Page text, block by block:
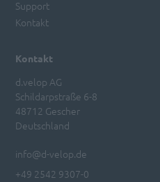
Kontakt
d.velop AG
Schildarpstraße 6-8
48712 Gescher
Deutschland
info@d-velop.de
+49 2542 9307-0
Support
Kontakt